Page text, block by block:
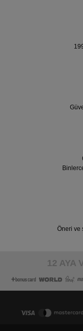
Öneri ve
12 AYA